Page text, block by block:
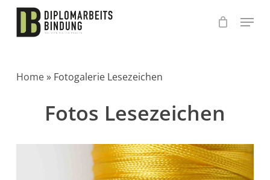
Skip
main
Home» Fotogalerie Lesezeichen
Fotos Lesezeichen